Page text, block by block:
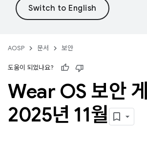
AOSP 문서 보안
도움이 되었나요?
Wear OS 보안
2025년 11월